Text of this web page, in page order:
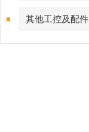
其他工控及配件